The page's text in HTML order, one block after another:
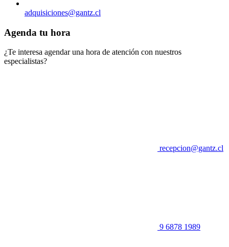
adquisiciones@gantz.cl
Agenda tu hora
¿Te interesa agendar una hora de atención con nuestros
especialistas?
recepcion@gantz.cl
9 6878 1989